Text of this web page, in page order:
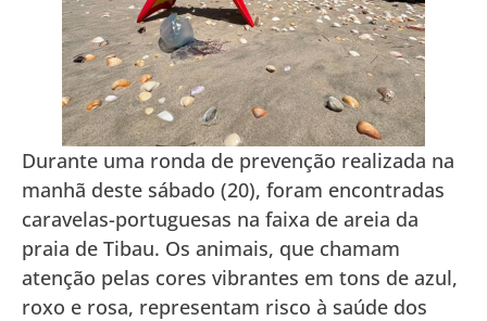
Durante uma ronda de prevenção realizada na
manhã deste sábado (20), foram encontradas
caravelas-portuguesas na faixa de areia da
praia de Tibau. Os animais, que chamam
atenção pelas cores vibrantes em tons de azul,
roxo e rosa, representam risco à saúde dos